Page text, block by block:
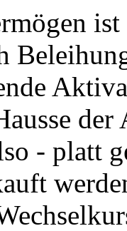
- platt